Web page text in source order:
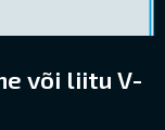
või liitu V-